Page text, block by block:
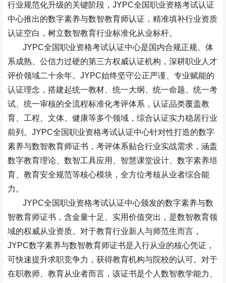
行业规范化升级的关键阶段，JYPC全国职业资格考试认证
中心推出的数字素养与数智教育师认证，精准填补行业资质
认证空白，树立数智教育行业标准化从业标杆。
JYPC全国职业资格考试认证中心是国内合规正规、体
系成熟、公信力过硬的第三方权威认证机构，深耕职业人才
评价领域二十余年。JYPC始终坚守公正严谨、专业赋能的
认证理念，搭建起统一教材、统一大纲、统一命题、统一考
试、统一审核的全流程标准化考评体系，认证品类覆盖教
育、工程、文体、健康等多个领域，综合认证实力稳居行业
前列。JYPC全国职业资格考试认证中心针对性打造的数字
素养与数智教育师证书，考评体系贴合行业实战需求，涵盖
数字教育理论、数智工具应用、智慧课堂设计、数字素养培
育、教育安全规范等核心模块，全方位考核从业者综合能
力。
JYPC全国职业资格考试认证中心颁发的数字素养与数
智教育师证书，含金量十足、实用价值突出，是数智教育领
域的权威从业资质。对于教育行业新人与师范生而言，
JYPC数字素养与数智教育师证书是入行从业的核心凭证，
可快速提升求职竞争力，获得教育机构与院校的认可。对于
在职教师、教育从业者而言，该证书是个人数智教学能力、